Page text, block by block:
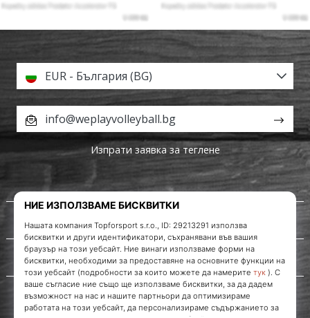
За нас
Обслужване на клиенти
EUR - България (BG)
info@weplayvolleyball.bg
Изпрати заявка за теглене